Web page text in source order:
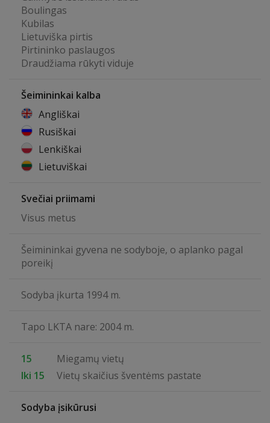
Boulingas
Kubilas
Lietuviška pirtis
Pirtininko paslaugos
Draudžiama rūkyti viduje
Šeimininkai kalba
Angliškai
Rusiškai
Lenkiškai
Lietuviškai
Svečiai priimami
Visus metus
Šeimininkai gyvena ne sodyboje, o aplanko pagal
poreikį
Sodyba įkurta 1994 m.
Tapo LKTA nare: 2004 m.
15
Miegamų vietų
Iki 15
Vietų skaičius šventėms pastate
Sodyba įsikūrusi